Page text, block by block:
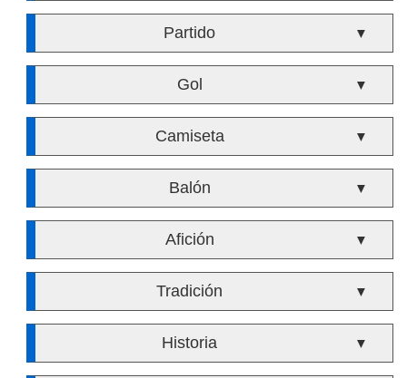
Partido ▼
Gol ▼
Camiseta ▼
Balón ▼
Afición ▼
Tradición ▼
Historia ▼